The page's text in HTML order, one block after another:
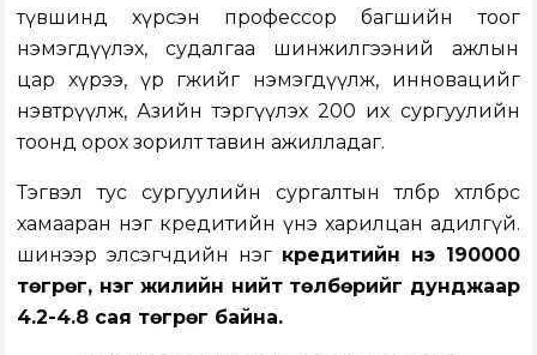
түвшинд хүрсэн профессор багшийн тоог
нэмэгдүүлэх, судалгаа шинжилгээний ажлын
цар хүрээ, үр өгөөжийг нэмэгдүүлж, инновацийг
нэвтрүүлж, Азийн тэргүүлэх 200 их сургуулийн
тоонд орох зорилт тавин ажилладаг.
Тэгвэл тус сургуулийн сургалтын төлбөр хөтөлбөрөөсөө
хамааран нэг кредитийн үнэ харилцан адилгүй.
шинээр элсэгчдийн нэг кредитийн үнэ 190000
төгрөг, нэг жилийн нийт төлбөрийг дунджаар
4.2-4.8 сая төгрөг байна.